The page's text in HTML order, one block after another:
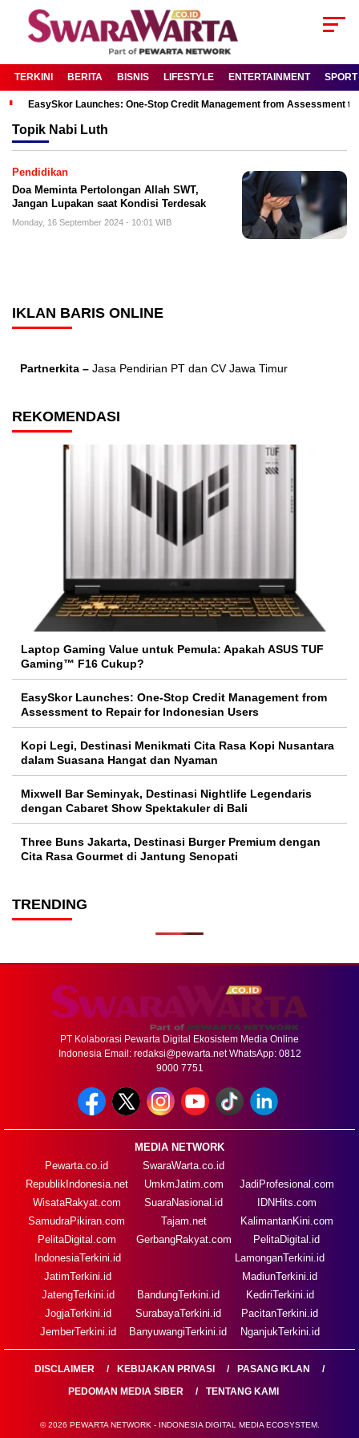
TERKINI BERITA BISNIS LIFESTYLE ENTERTAINMENT SPORT
EasySkor Launches: One-Stop Credit Management from Assessment
Topik Nabi Luth
Pendidikan
Doa Meminta Pertolongan Allah SWT,
Jangan Lupakan saat Kondisi Terdesak
Monday, 16 September 2024 - 10:01 WIB
IKLAN BARIS ONLINE
Partnerkita – Jasa Pendirian PT dan CV Jawa Timur
REKOMENDASI
Laptop Gaming Value untuk Pemula: Apakah ASUS TUF
Gaming™ F16 Cukup?
EasySkor Launches: One-Stop Credit Management from
Assessment to Repair for Indonesian Users
Kopi Legi, Destinasi Menikmati Cita Rasa Kopi Nusantara
dalam Suasana Hangat dan Nyaman
Mixwell Bar Seminyak, Destinasi Nightlife Legendaris
dengan Cabaret Show Spektakuler di Bali
Three Buns Jakarta, Destinasi Burger Premium dengan
Cita Rasa Gourmet di Jantung Senopati
TRENDING
PT Kolaborasi Pewarta Digital Ekosistem Media Online
Indonesia Email: redaksi@pewarta.netWhatsApp: 0812
9000 7751
MEDIA NETWORK
Pewarta.co.id
RepublikIndonesia.net
WisataRakyat.com
SamudraPikiran.com
PelitaDigital.com
SwaraWarta.co.id
UmkmJatim.com
SuaraNasional.id
Tajam.net
GerbangRakyat.com
JadiProfesional.com
IDNHits.com
KalimantanKini.com
PelitaDigital.id
IndonesiaTerkini.id
JatimTerkini.id
JatengTerkini.id
JogjaTerkini.id
JemberTerkini.id
BandungTerkini.id
SurabayaTerkini.id
BanyuwangiTerkini.id
LamonganTerkini.id
MadiunTerkini.id
KediriTerkini.id
PacitanTerkini.id
NganjukTerkini.id
DISCLAIMER KEBIJAKAN PRIVASI
PASANG IKLAN
PEDOMAN MEDIA SIBER
TENTANG KAMI
© 2026 PEWARTA NETWORK - INDONESIA DIGITAL MEDIA ECOSYSTEM.